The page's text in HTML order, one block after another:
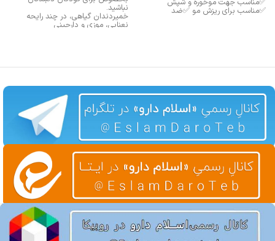
✅مناسب برای ریزش مو ✅ضد
الکتریسیته و...
نباشید.
خمیردندان گیاهی، در چند رایحه
نعنایی، موزی و دارچینی